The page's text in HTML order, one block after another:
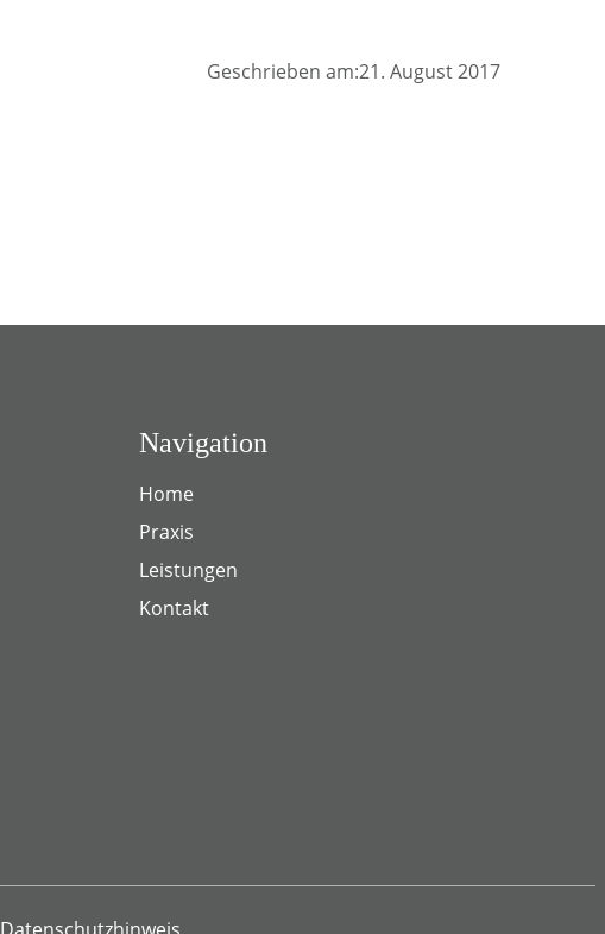
Geschrieben am:21. August 2017
Navigation
Home
Praxis
Leistungen
Kontakt